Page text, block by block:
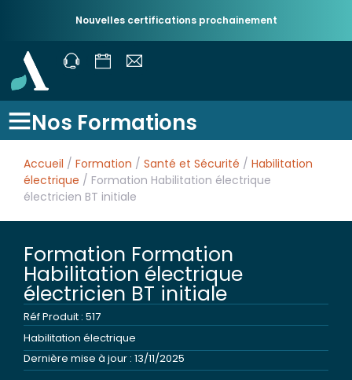
Nouvelles certifications prochainement
Nos Formations
Accueil / Formation / Santé et Sécurité / Habilitation
électrique / Formation Habilitation électrique
électricien BT initiale
Formation Formation
Habilitation électrique
électricien BT initiale
Réf Produit : 517
Habilitation électrique
Dernière mise à jour : 13/11/2025